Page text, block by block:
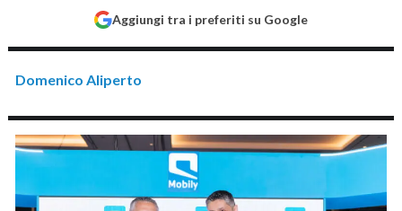
Aggiungi tra i preferiti su Google
Domenico Aliperto